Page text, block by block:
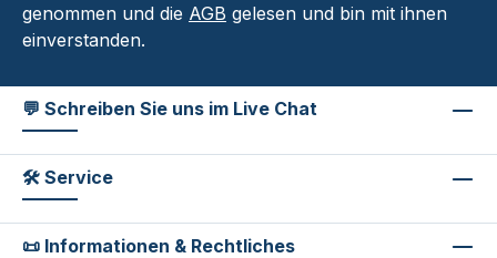
genommen und die AGB gelesen und bin mit ihnen
einverstanden.
💬 Schreiben Sie uns im Live Chat
🛠 Service
📜 Informationen & Rechtliches